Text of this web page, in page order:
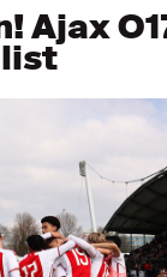
Ajax